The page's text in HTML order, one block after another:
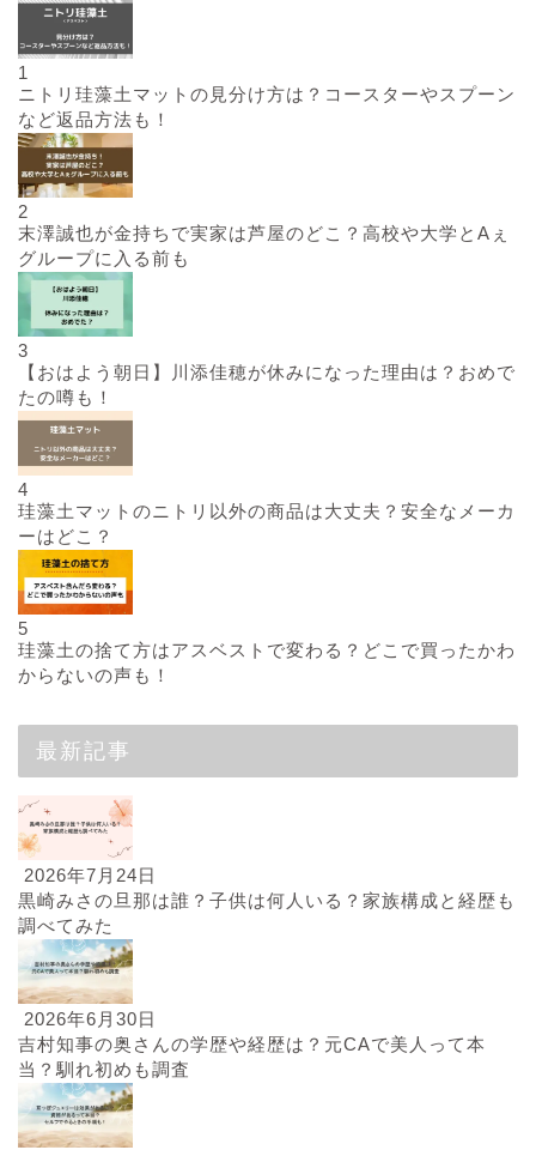
1
ニトリ珪藻土マットの見分け方は？コースターやスプーン
など返品方法も！
2
末澤誠也が金持ちで実家は芦屋のどこ？高校や大学とAぇ
グループに入る前も
3
【おはよう朝日】川添佳穂が休みになった理由は？おめで
たの噂も！
4
珪藻土マットのニトリ以外の商品は大丈夫？安全なメーカ
ーはどこ？
5
珪藻土の捨て方はアスベストで変わる？どこで買ったかわ
からないの声も！
最新記事
2026年7月24日
黒崎みさの旦那は誰？子供は何人いる？家族構成と経歴も
調べてみた
2026年6月30日
吉村知事の奥さんの学歴や経歴は？元CAで美人って本
当？馴れ初めも調査